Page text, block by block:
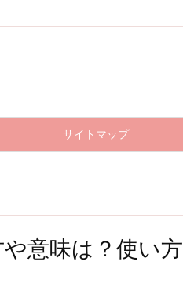
サイトマップ
意味は？使い方